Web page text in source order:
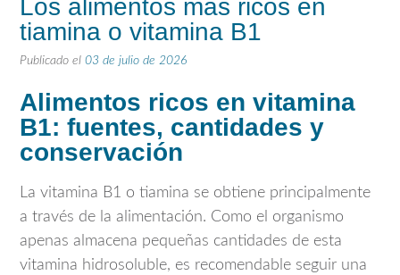
Los alimentos más ricos en
tiamina o vitamina B1
Publicado el 03 de julio de 2026
Alimentos ricos en vitamina
B1: fuentes, cantidades y
conservación
La vitamina B1 o tiamina se obtiene principalmente
a través de la alimentación. Como el organismo
apenas almacena pequeñas cantidades de esta
vitamina hidrosoluble, es recomendable seguir una